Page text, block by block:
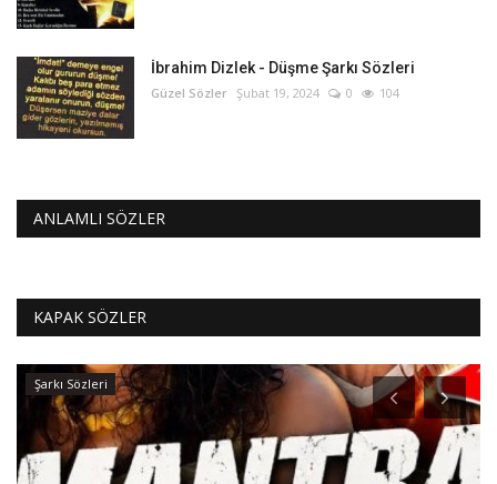
İbrahim Dizlek - Düşme Şarkı Sözleri
Güzel Sözler Şubat 19, 2024 0 104
ANLAMLI SÖZLER
KAPAK SÖZLER
Şarkı Sözleri